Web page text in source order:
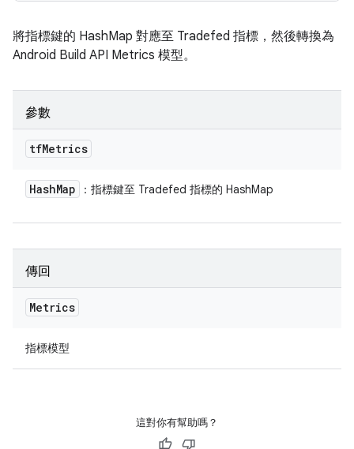
將指標鍵的 HashMap 對應至 Tradefed 指標，然後轉換為
Android Build API Metrics 模型。
參數
tfMetrics
HashMap ：指標鍵至 Tradefed 指標的 HashMap
傳回
Metrics
指標模型
這對你有幫助嗎？